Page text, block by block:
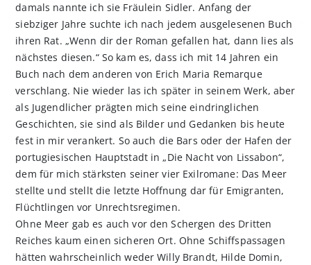
damals nannte ich sie Fräulein Sidler. Anfang der
siebziger Jahre suchte ich nach jedem ausgelesenen Buch
ihren Rat. „Wenn dir der Roman gefallen hat, dann lies als
nächstes diesen.“ So kam es, dass ich mit 14 Jahren ein
Buch nach dem anderen von Erich Maria Remarque
verschlang. Nie wieder las ich später in seinem Werk, aber
als Jugendlicher prägten mich seine eindringlichen
Geschichten, sie sind als Bilder und Gedanken bis heute
fest in mir verankert. So auch die Bars oder der Hafen der
portugiesischen Hauptstadt in „Die Nacht von Lissabon“,
dem für mich stärksten seiner vier Exilromane: Das Meer
stellte und stellt die letzte Hoffnung dar für Emigranten,
Flüchtlingen vor Unrechtsregimen.
Ohne Meer gab es auch vor den Schergen des Dritten
Reiches kaum einen sicheren Ort. Ohne Schiffspassagen
hätten wahrscheinlich weder Willy Brandt, Hilde Domin,